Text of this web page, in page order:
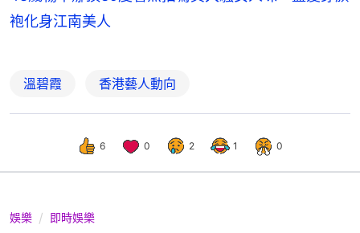
袍化身江南美人
溫碧霞 香港藝人動向
6 0 2 1 0
娛樂 即時娛樂